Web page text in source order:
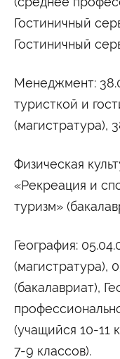
Гостиничный
Гостиничный
Менеджмент:
туристкой и
(магистратура),
Физическая
«Рекреация и
туризм»
География:
(магистратура),
(бакалавриат),
(учащийся 10-11
7-9 классов).